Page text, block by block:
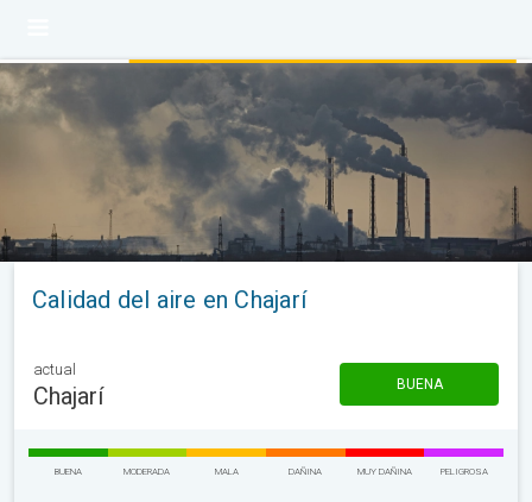
Calidad del aire en Chajarí
actual
Chajarí BUENA
BUENA MODERADA MALA DAÑINA MUY DAÑINA PELIGROSA